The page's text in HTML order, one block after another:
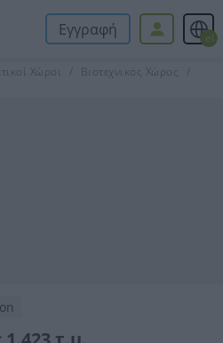
Εγγραφή el
Χώροι
Βιοτεχνικός Χώρος